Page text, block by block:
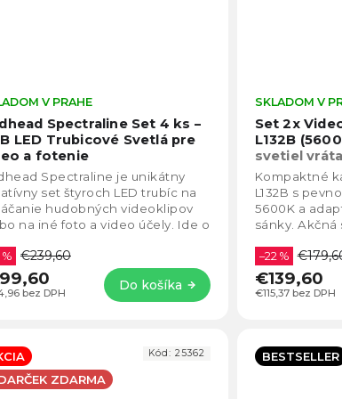
Spectraline Set 4 ks –
LED Trubicové Svetlá pre
a fotenie
Priemerné
hodnotenie
produktu
hviezdičiek.
V PRAHE
bez DPH
% €239,60
Do košíka
Spectraline je unikátny
set štyroch LED trubíc na
hudobných videoklipov
na iné foto a video účely. Ide o
Set 2x
L132B
svetiel
adaptérov
SKLADOM V
€115,37 bez DPH
–22 %
€139,60
Kompaktné
L132B s
5600K a
sánky.
statívov.
ZDARMA
Kód: 25362 BESTSELLER